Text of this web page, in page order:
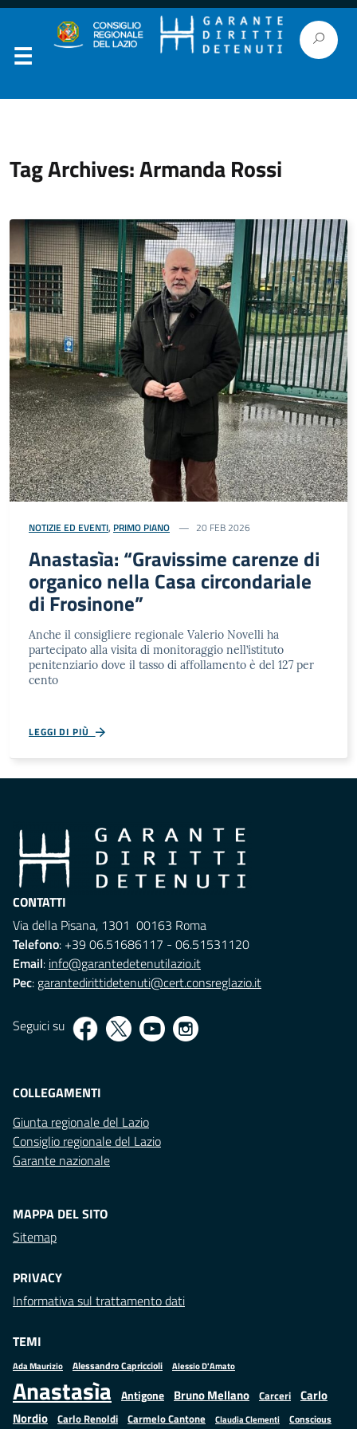
Tag Archives: Armanda Rossi
NOTIZIE ED EVENTI, PRIMO PIANO 20 FEB 2026
Anastasìa: “Gravissime carenze di
organico nella Casa circondariale
di Frosinone”
Anche il consigliere regionale Valerio Novelli ha
partecipato alla visita di monitoraggio nell’istituto
penitenziario dove il tasso di affollamento è del 127 per
cento
LEGGI DI PIÙ
CONTATTI
Via della Pisana, 1301 00163 Roma
Telefono: +39 06.51686117 - 06.51531120
Email: info@garantedetenutilazio.it
Pec: garantedirittidetenuti@cert.consreglazio.it
Seguici su
COLLEGAMENTI
Giunta regionale del Lazio
Consiglio regionale del Lazio
Garante nazionale
MAPPA DEL SITO
Sitemap
PRIVACY
Informativa sul trattamento dati
TEMI
Ada Maurizio Alessandro Capriccioli Alessio D'Amato
Anastasìa Antigone Bruno Mellano Carceri
Carlo
Nordio Carlo Renoldi Carmelo Cantone Claudia Clementi Conscious